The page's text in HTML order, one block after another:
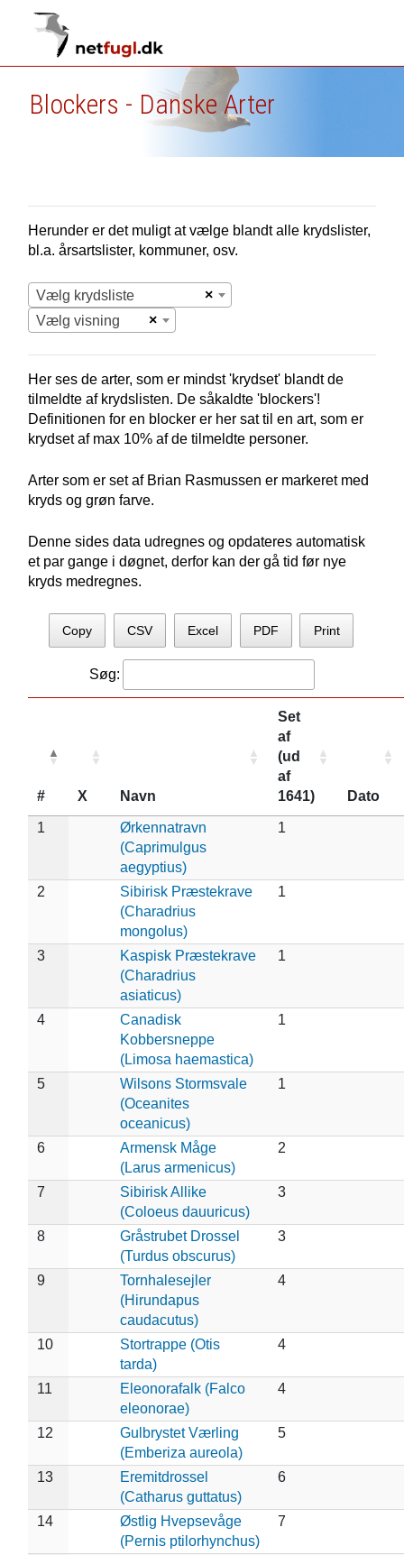
Blockers - Danske Arter
Herunder er det muligt at vælge blandt alle krydslister,
bl.a. årsartslister, kommuner, osv.
×
Vælg krydsliste
×
Vælg visning
Her ses de arter, som er mindst 'krydset' blandt de
tilmeldte af krydslisten. De såkaldte 'blockers'!
Definitionen for en blocker er her sat til en art, som er
krydset af max 10% af de tilmeldte personer.
Arter som er set af Brian Rasmussen er markeret med
kryds og grøn farve.
Denne sides data udregnes og opdateres automatisk
et par gange i døgnet, derfor kan der gå tid før nye
kryds medregnes.
Copy CSV Excel PDF Print
Søg:
# X Navn
Set
af
(ud
af
1641)
Dato
1
Ørkennatravn
(Caprimulgus
aegyptius)
1
2
Sibirisk Præstekrave
(Charadrius
mongolus)
1
3
Kaspisk Præstekrave
(Charadrius
asiaticus)
1
4
Canadisk
Kobbersneppe
(Limosa haemastica)
1
5
Wilsons Stormsvale
(Oceanites
oceanicus)
1
6
Armensk Måge
(Larus armenicus)
2
7
Sibirisk Allike
(Coloeus dauuricus)
3
8
Gråstrubet Drossel
(Turdus obscurus)
3
9
Tornhalesejler
(Hirundapus
caudacutus)
4
10
Stortrappe (Otis
tarda)
4
11
Eleonorafalk (Falco
eleonorae)
4
12
Gulbrystet Værling
(Emberiza aureola)
5
13
Eremitdrossel
(Catharus guttatus)
6
14
Østlig Hvepsevåge
(Pernis ptilorhynchus)
7